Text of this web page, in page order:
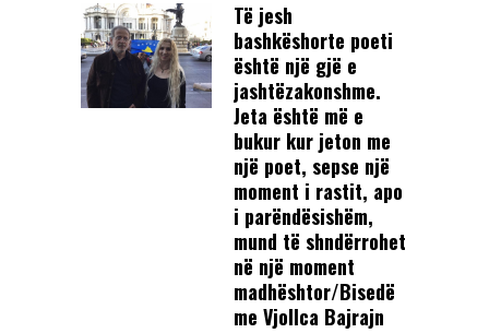
Të jesh
bashkëshorte poeti
është një gjë e
jashtëzakonshme.
Jeta është më e
bukur kur jeton me
një poet, sepse një
moment i rastit, apo
i parëndësishëm,
mund të shndërrohet
në një moment
madhështor/Bisedë
me Vjollca Bajrajn